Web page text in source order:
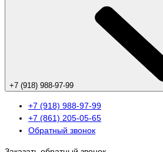
+7 (918) 988-97-99
+7 (918) 988-97-99
+7 (861) 205-05-65
Обратный звонок